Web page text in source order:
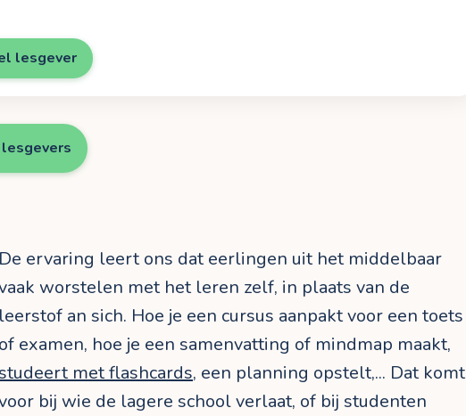
lesgever
De ervaring leert ons dat eerlingen uit het middelbaar
worstelen met het leren zelf, in plaats van de
leerstof an sich. Hoe je een cursus aanpakt voor een toets
of examen, hoe je een samenvatting of mindmap maakt,
studeert met flashcards, een planning opstelt,... Dat komt
bij wie de lagere school verlaat, of bij studenten